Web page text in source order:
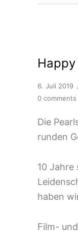
6. Juli 2019
0 comments
Die
runden
10 Jahre
haben
Film-